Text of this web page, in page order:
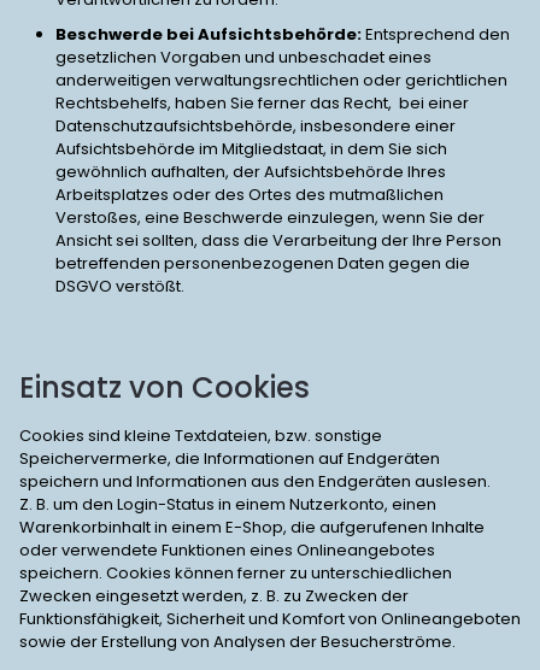
Beschwerde bei Aufsichtsbehörde:Entsprechend den
gesetzlichen Vorgaben und unbeschadet eines
anderweitigen verwaltungsrechtlichen oder gerichtlichen
Rechtsbehelfs, haben Sie ferner das Recht, bei einer
Datenschutzaufsichtsbehörde, insbesondere einer
Aufsichtsbehörde im Mitgliedstaat, in dem Sie sich
gewöhnlich aufhalten, der Aufsichtsbehörde Ihres
Arbeitsplatzes oder des Ortes des mutmaßlichen
Verstoßes, eine Beschwerde einzulegen, wenn Sie der
Ansicht sei sollten, dass die Verarbeitung der Ihre Person
betreffenden personenbezogenen Daten gegen die
DSGVO verstößt.
Einsatz von Cookies
Cookies sind kleine Textdateien, bzw. sonstige
Speichervermerke, die Informationen auf Endgeräten
speichern und Informationen aus den Endgeräten auslesen.
Z. B. um den Login-Status in einem Nutzerkonto, einen
Warenkorbinhalt in einem E-Shop, die aufgerufenen Inhalte
oder verwendete Funktionen eines Onlineangebotes
speichern. Cookies können ferner zu unterschiedlichen
Zwecken eingesetzt werden, z. B. zu Zwecken der
Funktionsfähigkeit, Sicherheit und Komfort von Onlineangeboten
sowie der Erstellung von Analysen der Besucherströme.